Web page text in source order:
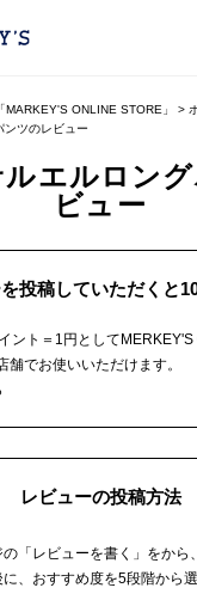
ONLINE STORE」
ンツのレビュー
エルロン
ビュー
投稿していただくと
ント＝1円としてMERKEY'S
舗でお使いいただけます。
レビューの投稿方法
「レビューを書く」をから
、おすすめ度を5段階から